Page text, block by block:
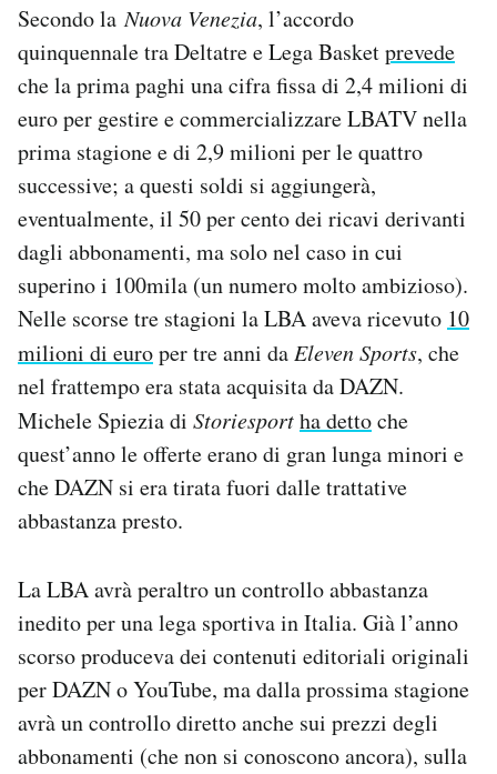
Secondo laNuova Venezia, l’accordo
quinquennale tra Deltatre e Lega Basketprevede
che la prima paghi una cifra fissa di 2,4 milioni di
euro per gestire e commercializzare LBATV nella
prima stagione e di 2,9 milioni per le quattro
successive; a questi soldi si aggiungerà,
eventualmente, il 50 per cento dei ricavi derivanti
dagli abbonamenti, ma solo nel caso in cui
superino i 100mila (un numero molto ambizioso).
Nelle scorse tre stagioni la LBA aveva ricevuto 10
milioni di europer tre anni da Eleven Sports, che
nel frattempo era stata acquisita da DAZN.
Michele Spiezia di Storiesportha dettoche
quest’anno le offerte erano di gran lunga minori e
che DAZN si era tirata fuori dalle trattative
abbastanza presto.
La LBA avrà peraltro un controllo abbastanza
inedito per una lega sportiva in Italia. Già l’anno
scorso produceva dei contenuti editoriali originali
per DAZN o YouTube, ma dalla prossima stagione
avrà un controllo diretto anche sui prezzi degli
abbonamenti (che non si conoscono ancora), sulla